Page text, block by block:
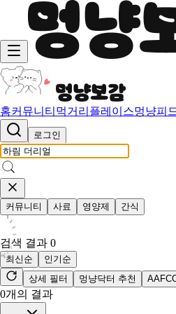
홈커뮤니티 먹거리 플레이스멍냥피
로그인
커뮤니티 사료 영양제 간식
검색 결과 0
최신순
인기순
상세 필터
멍냥닥터 추천
0개의 결과